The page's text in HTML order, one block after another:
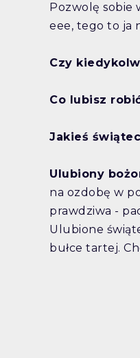
Pozwolę sobie
eee, tego to ja
Czy
Co lubisz
Jakieś
Ulubiony
na ozdobę w
prawdziwa -
Ulubione
bułce tartej.